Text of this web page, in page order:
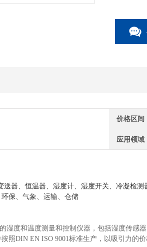
价格区间
应用领域
送器、恒温器、湿度计、湿度开关、冷凝检测
保、气象、运输、仓储
湿度和温度测量和控制仪器，包括湿度传感
照DIN EN ISO 9001标准生产，以吸引力的价